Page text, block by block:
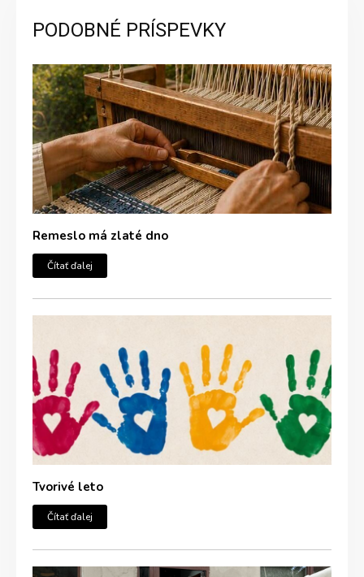
PODOBNÉ PRÍSPEVKY
Remeslo má zlaté dno
Čítať ďalej
Tvorivé leto
Čítať ďalej